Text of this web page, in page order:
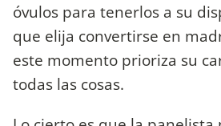
óvulos para tenerlos a su
que elija convertirse en
este momento prioriza su
todas las cosas.